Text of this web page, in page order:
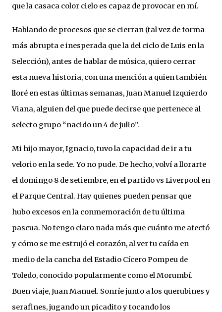
que la casaca color cielo es capaz de provocar en mí.
Hablando de procesos que se cierran (tal vez de forma
más abrupta e inesperada que la del ciclo de Luis en la
Selección), antes de hablar de música, quiero cerrar
esta nueva historia, con una mención a quien también
lloré en estas últimas semanas, Juan Manuel Izquierdo
Viana, alguien del que puede decirse que pertenece al
selecto grupo “nacido un 4 de julio”.
Mi hijo mayor, Ignacio, tuvo la capacidad de ir a tu
velorio en la sede. Yo no pude. De hecho, volví a llorarte
el domingo 8 de setiembre, en el partido vs Liverpool en
el Parque Central. Hay quienes pueden pensar que
hubo excesos en la conmemoración de tu última
pascua. No tengo claro nada más que cuánto me afectó
y cómo se me estrujó el corazón, al ver tu caída en
medio de la cancha del Estadio Cícero Pompeu de
Toledo, conocido popularmente como el Morumbí.
Buen viaje, Juan Manuel. Sonríe junto a los querubines y
serafines, jugando un picadito y tocando los